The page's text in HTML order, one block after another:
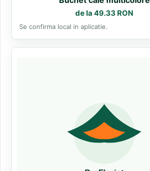
de la 49.33 RON
Se confirma local in aplicatie.